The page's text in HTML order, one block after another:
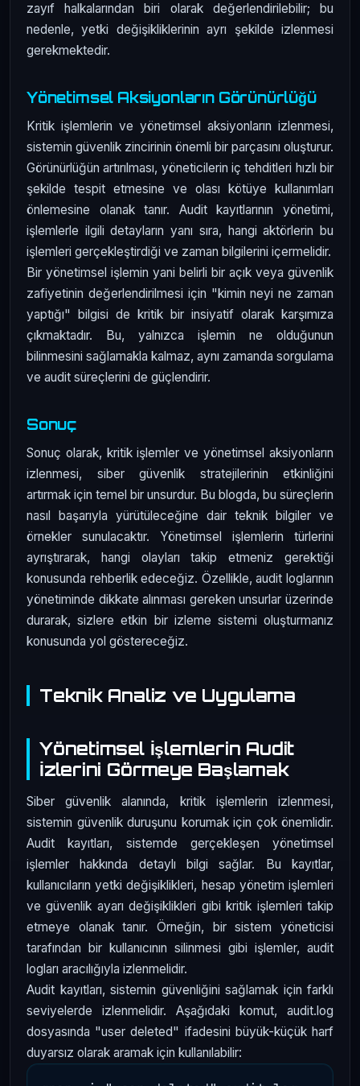
zayıf halkalarından biri olarak değerlendirilebilir; bu
nedenle, yetki değişikliklerinin ayrı şekilde izlenmesi
gerekmektedir.
Yönetimsel Aksiyonların Görünürlüğü
Kritik işlemlerin ve yönetimsel aksiyonların izlenmesi,
sistemin güvenlik zincirinin önemli bir parçasını oluşturur.
Görünürlüğün artırılması, yöneticilerin iç tehditleri hızlı bir
şekilde tespit etmesine ve olası kötüye kullanımları
önlemesine olanak tanır. Audit kayıtlarının yönetimi,
işlemlerle ilgili detayların yanı sıra, hangi aktörlerin bu
işlemleri gerçekleştirdiği ve zaman bilgilerini içermelidir.
Bir yönetimsel işlemin yani belirli bir açık veya güvenlik
zafiyetinin değerlendirilmesi için "kimin neyi ne zaman
yaptığı" bilgisi de kritik bir insiyatif olarak karşımıza
çıkmaktadır. Bu, yalnızca işlemin ne olduğunun
bilinmesini sağlamakla kalmaz, aynı zamanda sorgulama
ve audit süreçlerini de güçlendirir.
Sonuç
Sonuç olarak, kritik işlemler ve yönetimsel aksiyonların
izlenmesi, siber güvenlik stratejilerinin etkinliğini
artırmak için temel bir unsurdur. Bu blogda, bu süreçlerin
nasıl başarıyla yürütüleceğine dair teknik bilgiler ve
örnekler sunulacaktır. Yönetimsel işlemlerin türlerini
ayrıştırarak, hangi olayları takip etmeniz gerektiği
konusunda rehberlik edeceğiz. Özellikle, audit loglarının
yönetiminde dikkate alınması gereken unsurlar üzerinde
durarak, sizlere etkin bir izleme sistemi oluşturmanız
konusunda yol göstereceğiz.
Teknik Analiz ve Uygulama
Yönetimsel İşlemlerin Audit
İzlerini Görmeye Başlamak
Siber güvenlik alanında, kritik işlemlerin izlenmesi,
sistemin güvenlik duruşunu korumak için çok önemlidir.
Audit kayıtları, sistemde gerçekleşen yönetimsel
işlemler hakkında detaylı bilgi sağlar. Bu kayıtlar,
kullanıcıların yetki değişiklikleri, hesap yönetim işlemleri
ve güvenlik ayarı değişiklikleri gibi kritik işlemleri takip
etmeye olanak tanır. Örneğin, bir sistem yöneticisi
tarafından bir kullanıcının silinmesi gibi işlemler, audit
logları aracılığıyla izlenmelidir.
Audit kayıtları, sistemin güvenliğini sağlamak için farklı
seviyelerde izlenmelidir. Aşağıdaki komut, audit.log
dosyasında "user deleted" ifadesini büyük-küçük harf
duyarsız olarak aramak için kullanılabilir: